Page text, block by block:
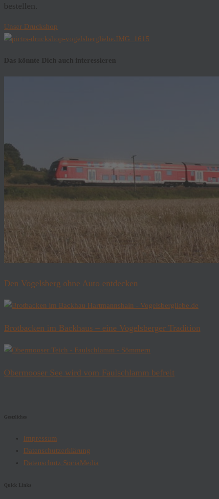
bestellen.
Unser Druckshop
Das könnte Dich auch interessieren
Den Vogelsberg ohne Auto entdecken
Brotbacken im Backhaus – eine Vogelsberger Tradition
Obermooser See wird vom Faulschlamm befreit
Gestzliches
Impressum
Datenschutzerklärung
Datenschutz SociaMedia
Quick Links